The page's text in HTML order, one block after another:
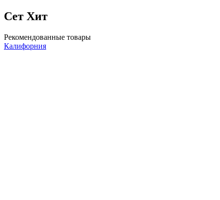
Сет Хит
Рекомендованные товары
Калифорния